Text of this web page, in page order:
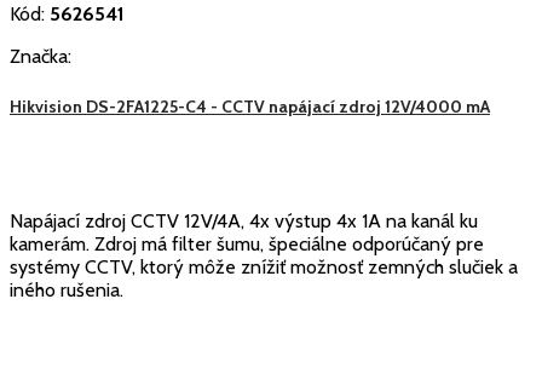
Kód: 5626541
Značka:
Hikvision DS-2FA1225-C4 - CCTV napájací zdroj 12V/4000 mA
Napájací zdroj CCTV 12V/4A, 4x výstup 4x 1A na kanál ku
kamerám. Zdroj má filter šumu, špeciálne odporúčaný pre
systémy CCTV, ktorý môže znížiť možnosť zemných slučiek a
iného rušenia.